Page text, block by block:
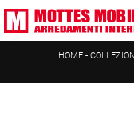
HOME - COLLEZIONI